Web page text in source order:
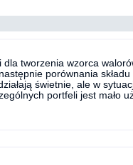
tworzenia wzorca
porównania
świetnie, ale w
portfeli jest mało